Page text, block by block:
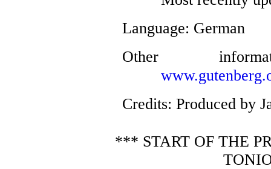
Language: German
Other
Credits: Produced by
*** START OF THE